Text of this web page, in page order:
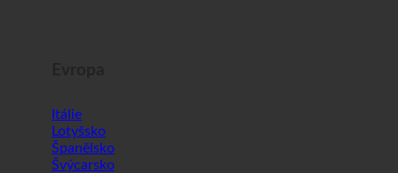
Itálie
Lotyšsko
Španělsko
Švýcarsko